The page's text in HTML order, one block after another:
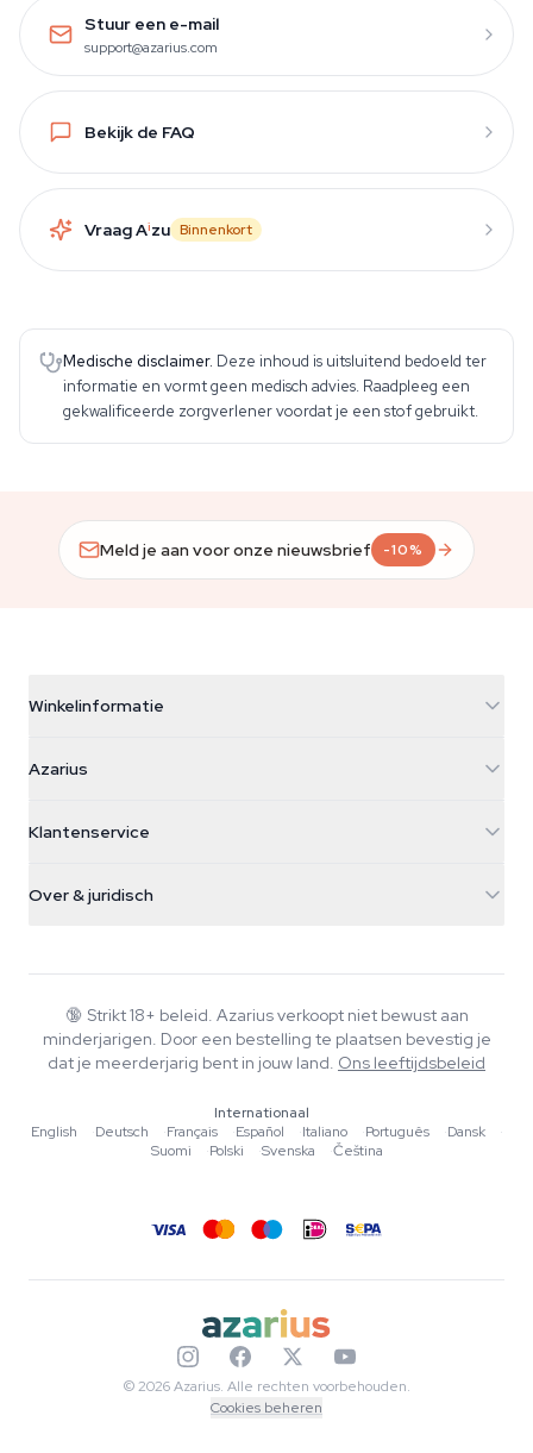
Stuur een e-mail
support@azarius.com
Bekijk de FAQ
Vraag Aizu Binnenkort
Medische disclaimer. Deze inhoud is uitsluitend bedoeld ter
informatie en vormt geen medisch advies. Raadpleeg een
gekwalificeerde zorgverlener voordat je een stof gebruikt.
Meld je aan voor onze nieuwsbrief -10%
Winkelinformatie
Galvaniweg 11
Nederland
+31(0)204897914
Azarius
Smokeshop
Klantenservice
Retourbeleid
Veelgestelde vragen
Privacybeleid
Over & juridisch
Wiki
Muziek
Redactionele normen
Tools & Calculators
🔞 Strikt 18+ beleid. Azarius verkoopt niet bewust aan
minderjarigen. Door een bestelling te plaatsen bevestig je
dat je meerderjarig bent in jouw land. Ons leeftijdsbeleid
Internationaal
English
·Deutsch ·Français ·Español ·Italiano ·Português ·Dansk
·
Suomi
·Polski ·Svenska ·Čeština
© 2026 Azarius. Alle rechten voorbehouden.
Cookies beheren